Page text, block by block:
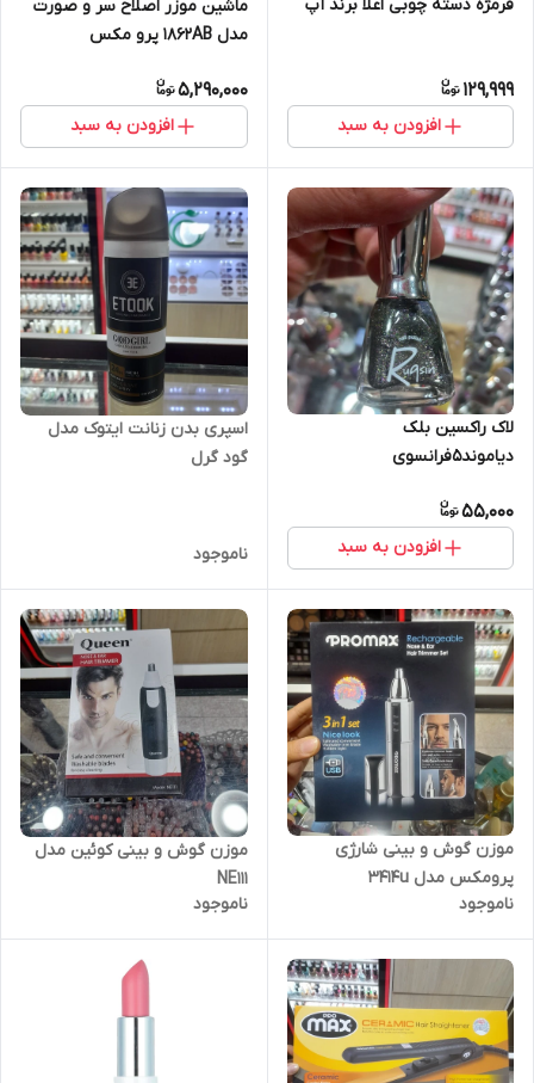
فرمژه دسته چوبی اعلا برند آپ
129,999
افزودن به سبد
ماشین موزر اصلاح سر و صورت
مدل 1862AB پرو مکس
5,290,000
افزودن به سبد
لاک راکسین بلک
دیاموند5فرانسوی
55,000
افزودن به سبد
اسپری بدن زنانت ایتوک مدل
گود گرل
ناموجود
موزن گوش و بینی شارژی
پرومکس مدل 3414u
ناموجود
موزن گوش و بینی کوئین مدل
NE111
ناموجود